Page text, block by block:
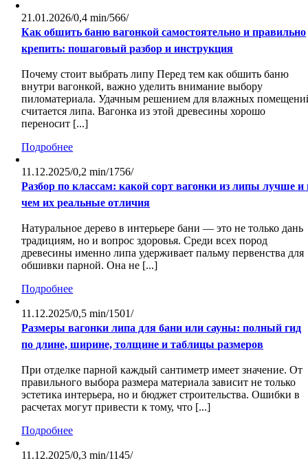
21.01.2026/0,4 min/566/
Как обшить баню вагонкой самостоятельно и правильно
крепить: пошаговый разбор и инструкция
Почему стоит выбрать липу Перед тем как обшить баню
внутри вагонкой, важно уделить внимание выбору
пиломатериала. Удачным решением для влажных
считается липа. Вагонка из этой древесины хорошо
переносит [...]
Подробнее
11.12.2025/0,2 min/1756/
Разбор по классам: какой сорт вагонки из липы лучше и
чем их реальные отличия
Натуральное дерево в интерьере бани — это не только дань
традициям, но и вопрос здоровья. Среди всех пород
древесины именно липа удерживает пальму первенства для
обшивки парной. Она не [...]
Подробнее
11.12.2025/0,5 min/1501/
Размеры вагонки липа для бани или сауны: полный гид
по длине, ширине, толщине и таблицы размеров
При отделке парной каждый сантиметр имеет значение. От
правильного выбора размера материала зависит не только
эстетика интерьера, но и бюджет строительства. Ошибки в
расчетах могут привести к тому, что [...]
Подробнее
11.12.2025/0,3 min/1145/